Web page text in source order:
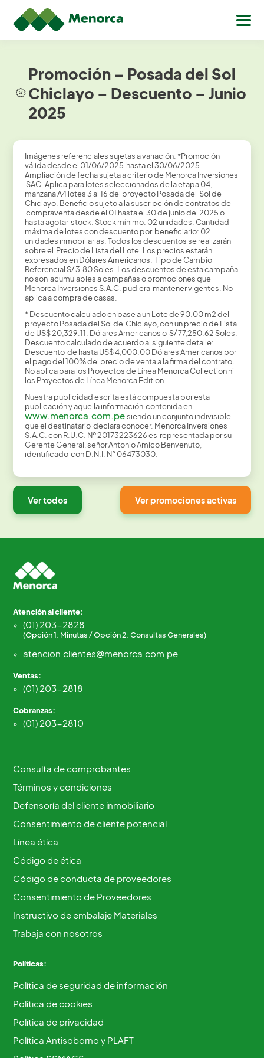
Promoción – Posada del Sol
Chiclayo – Descuento – Junio
2025
Imágenes referenciales sujetas a variación. *Promoción
válida desde el 01/06/2025 hasta el 30/06/2025.
Ampliación de fecha sujeta a criterio de Menorca Inversiones
SAC. Aplica para lotes seleccionados de la etapa 04,
manzana A4 lotes 3 al 16 del proyecto Posada del Sol de
Chiclayo. Beneficio sujeto a la suscripción de contratos de
compraventa desde el 01 hasta el 30 de junio del 2025 o
hasta agotar stock. Stock mínimo: 02 unidades. Cantidad
máxima de lotes con descuento por beneficiario: 02
unidades inmobiliarias. Todos los descuentos se realizarán
sobre el Precio de Lista del Lote. Los precios estarán
expresados en Dólares Americanos. Tipo de Cambio
Referencial S/ 3.80 Soles. Los descuentos de esta campaña
no son acumulables a campañas o promociones que
Menorca Inversiones S.A.C. pudiera mantener vigentes. No
aplica a compra de casas.
* Descuento calculado en base a un Lote de 90.00 m2 del
proyecto Posada del Sol de Chiclayo, con un precio de Lista
de US$ 20,329.11. Dólares Americanos o S/ 77,250.62 Soles.
Descuento calculado de acuerdo al siguiente detalle:
Descuento de hasta US$ 4,000.00 Dólares Americanos por
el pago del 100% del precio de venta a la firma del contrato.
No aplica para los Proyectos de Línea Menorca Collection ni
los Proyectos de Línea Menorca Edition.
Nuestra publicidad escrita está compuesta por esta
publicación y aquella información contenida en
www.menorca.com.pesiendo un conjunto indivisible
que el destinatario declara conocer. Menorca Inversiones
S.A.C. con R.U.C. Nº 20173223626 es representada por su
Gerente General, señor Antonio Amico Benvenuto,
identificado con D.N.I. N° 06473030.
Ver todos Ver promociones activas
Atención al cliente:
(01) 203-2828
(Opción 1: Minutas / Opción 2: Consultas Generales)
atencion.clientes@menorca.com.pe
Ventas:
(01) 203-2818
Cobranzas:
(01) 203-2810
Consulta de comprobantes
Términos y condiciones
Defensoría del cliente inmobiliario
Consentimiento de cliente potencial
Línea ética
Código de ética
Código de conducta de proveedores
Consentimiento de Proveedores
Instructivo de embalaje Materiales
Trabaja con nosotros
Políticas:
Política de seguridad de información
Política de cookies
Política de privacidad
Política Antisoborno y PLAFT